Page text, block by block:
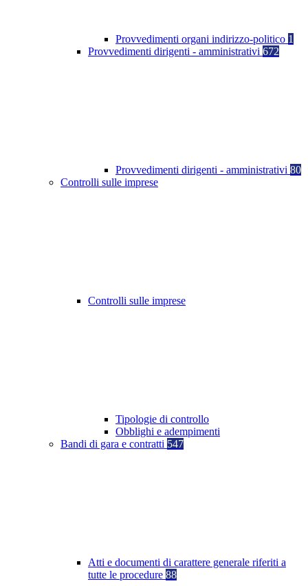
Provvedimenti organi indirizzo-politico 1
Provvedimenti dirigenti - amministrativi 672
Provvedimenti dirigenti - amministrativi 80
Controlli sulle imprese
Controlli sulle imprese
Tipologie di controllo
Obblighi e adempimenti
Bandi di gara e contratti 547
Atti e documenti di carattere generale riferiti a
tutte le procedure 88